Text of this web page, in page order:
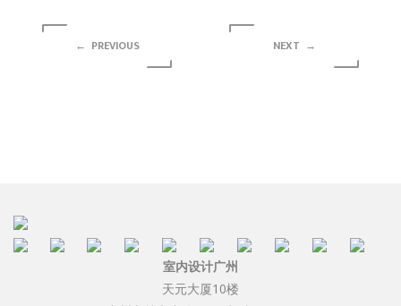
← PREVIOUS NEXT →
室内设计广州
天元大厦10楼